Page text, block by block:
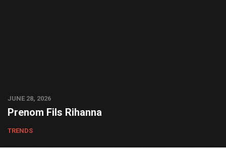
JUNE 28, 2026
Prenom Fils Rihanna
TRENDS